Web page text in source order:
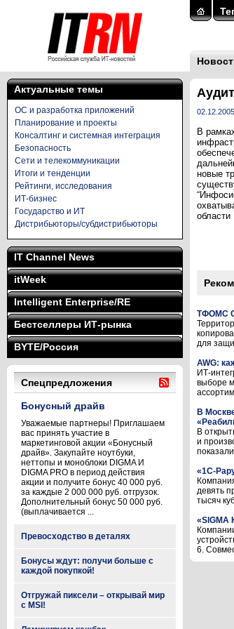
Актуальные темы
ОС и разработка приложений
Планирование и проекты
Консалтинг и системная интеграция
Безопасность
Сети и телекоммуникации
Итоги и тенденции
Рейтинги, исследования
ИТ-бизнес
Государство и ИТ
Дистрибьюторы/субдистрибьюторы
IT Channel News
itWeek
Intelligent Enterprise/RE
Бестселлеры ИТ-рынка
BYTE/Россия
Спецпредложения
Бонусный драйв
Уважаемые партнеры! Приглашаем
вас принять участие в
маркетинговой акции «Бонусный
драйв». Закупайте ноутбуки,
неттопы и моноблоки DIGMA И
DIGMA PRO в период действия
акции и получите бонус 40 000 руб.
за каждые 2 000 000 руб. отгрузок.
Дополнительный бонус 50 000 руб.
(выплачивается ...
Превосходство в деталях
Бонусы ждут: получи больше с
каждой покупкой!
Отгружай пиксели – открывай мир
с MSI!
02.12.2005
В
новые
области
ТФОМС
для
AWG:
ИТ-
выборе
В
В
и
«1С-
девять
тысяч
«SIGMA
6.